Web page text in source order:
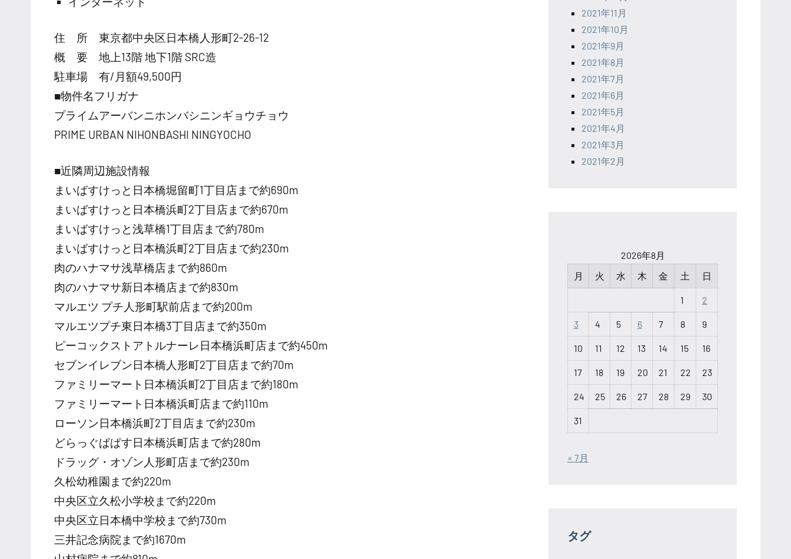
住 所 東京都中央区日本橋人形町2-26-12
概 要 地上13階 地下1階 SRC造
駐車場 有/月額49,500円
■物件名フリガナ
プライムアーバンニホンバシニンギョウチョウ
PRIME URBAN NIHONBASHI NINGYOCHO
■近隣周辺施設情報
まいばすけっと日本橋堀留町1丁目店まで約690m
まいばすけっと日本橋浜町2丁目店まで約670m
まいばすけっと浅草橋1丁目店まで約780m
まいばすけっと日本橋浜町2丁目店まで約230m
肉のハナマサ浅草橋店まで約860m
肉のハナマサ新日本橋店まで約830m
マルエツ プチ人形町駅前店まで約200m
マルエツプチ東日本橋3丁目店まで約350m
ピーコックストアトルナーレ日本橋浜町店まで約450m
セブンイレブン日本橋人形町2丁目店まで約70m
ファミリーマート日本橋浜町2丁目店まで約180m
ファミリーマート日本橋浜町店まで約110m
ローソン日本橋浜町2丁目店まで約230m
どらっぐぱぱす日本橋浜町店まで約280m
ドラッグ・オゾン人形町店まで約230m
久松幼稚園まで約220m
中央区立久松小学校まで約220m
中央区立日本橋中学校まで約730m
三井記念病院まで約1670m
2021年11月
2021年10月
2021年9月
2021年8月
2021年7月
2021年6月
2021年5月
2021年4月
2021年3月
2021年2月
2026年8月
月
火 水 木 金 土 日
1 2
3 4 5 6 7 8 9
10 11 12 13 14 15 16
17 18 19 20 21 22 23
24 25 26 27 28 29 30
31
« 7月
タグ